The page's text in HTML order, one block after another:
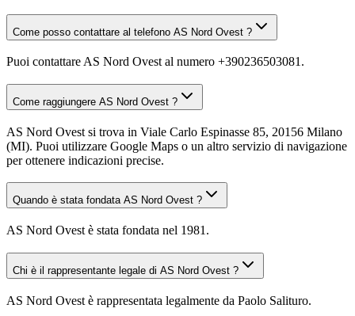
Come posso contattare al telefono AS Nord Ovest ?
Puoi contattare AS Nord Ovest al numero +390236503081.
Come raggiungere AS Nord Ovest ?
AS Nord Ovest si trova in Viale Carlo Espinasse 85, 20156 Milano
(MI). Puoi utilizzare Google Maps o un altro servizio di navigazione
per ottenere indicazioni precise.
Quando è stata fondata AS Nord Ovest ?
AS Nord Ovest è stata fondata nel 1981.
Chi è il rappresentante legale di AS Nord Ovest ?
AS Nord Ovest è rappresentata legalmente da Paolo Salituro.